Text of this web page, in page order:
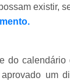
existir,
do
um